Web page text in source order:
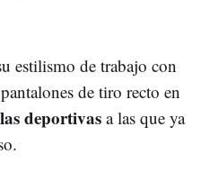
estilismo de trabajo con
de tiro recto en
deportivas a las que ya